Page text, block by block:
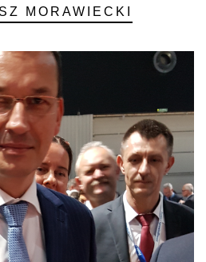
MORAWIECKI